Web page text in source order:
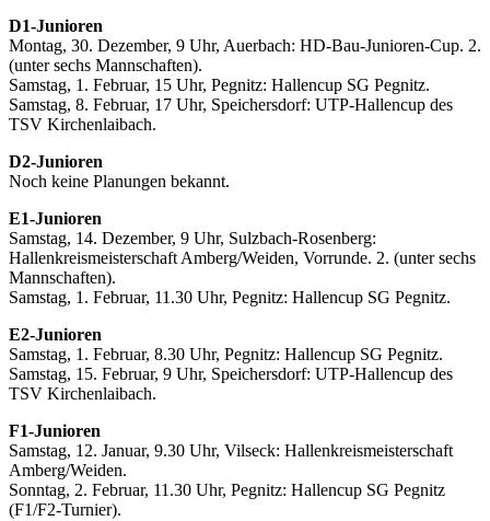
D1-Junioren
Montag, 30. Dezember, 9 Uhr, Auerbach: HD-Bau-Junioren-Cup. 2.
(unter sechs Mannschaften).
Samstag, 1. Februar, 15 Uhr, Pegnitz: Hallencup SG Pegnitz.
Samstag, 8. Februar, 17 Uhr, Speichersdorf: UTP-Hallencup des
TSV Kirchenlaibach.
D2-Junioren
Noch keine Planungen bekannt.
E1-Junioren
Samstag, 14. Dezember, 9 Uhr, Sulzbach-Rosenberg:
Hallenkreismeisterschaft Amberg/Weiden, Vorrunde. 2. (unter sechs
Mannschaften).
Samstag, 1. Februar, 11.30 Uhr, Pegnitz: Hallencup SG Pegnitz.
E2-Junioren
Samstag, 1. Februar, 8.30 Uhr, Pegnitz: Hallencup SG Pegnitz.
Samstag, 15. Februar, 9 Uhr, Speichersdorf: UTP-Hallencup des
TSV Kirchenlaibach.
F1-Junioren
Samstag, 12. Januar, 9.30 Uhr, Vilseck: Hallenkreismeisterschaft
Amberg/Weiden.
Sonntag, 2. Februar, 11.30 Uhr, Pegnitz: Hallencup SG Pegnitz
(F1/F2-Turnier).